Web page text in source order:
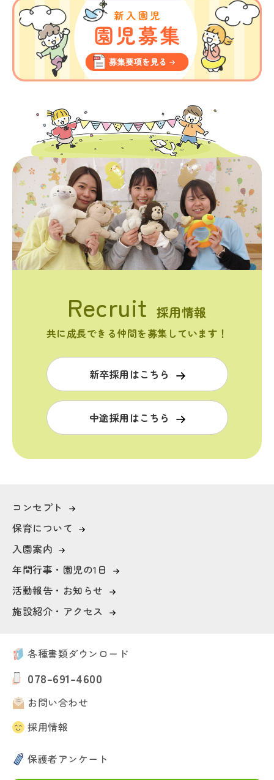
採用情報
共に成長できる仲間を募集しています！
新卒採用はこちら
中途採用はこちら
コンセプト
保育について
入園案内
年間行事・園児の1日
活動報告・お知らせ
施設紹介・アクセス
各種書類ダウンロード
078-691-4600
お問い合わせ
採用情報
新卒採用はこちら
保護者アンケート